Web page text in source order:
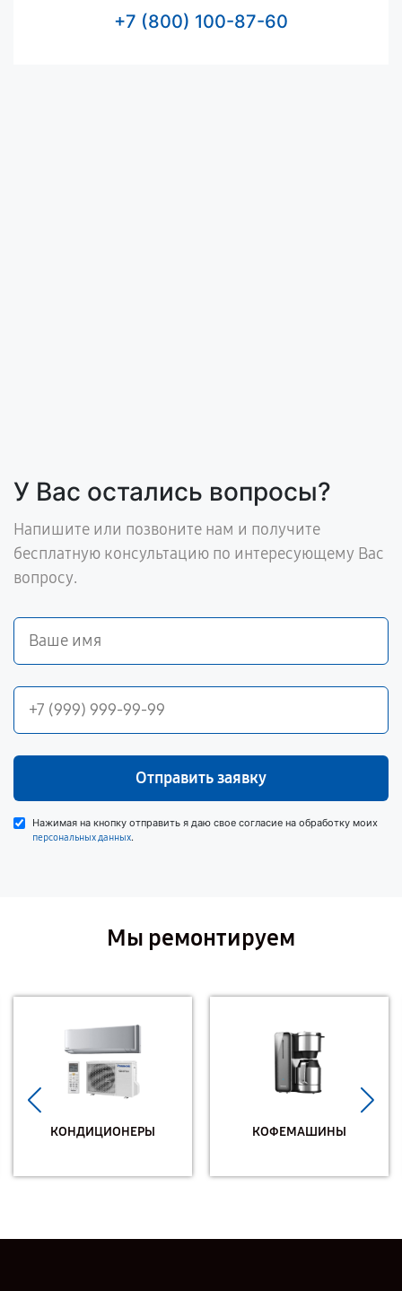
+7 (800) 100-87-60
У Вас остались вопросы?
Напишите или позвоните нам и получите
бесплатную консультацию по интересующему Вас
вопросу.
Отправить заявку
Нажимая на кнопку отправить я даю свое согласие на обработку моих
персональных данных.
Мы ремонтируем
КОНДИЦИОНЕРЫ КОФЕМАШИНЫ